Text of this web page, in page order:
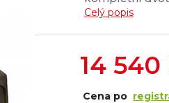
strna nyný
kompletně
Celý popis
14 540
Cena po